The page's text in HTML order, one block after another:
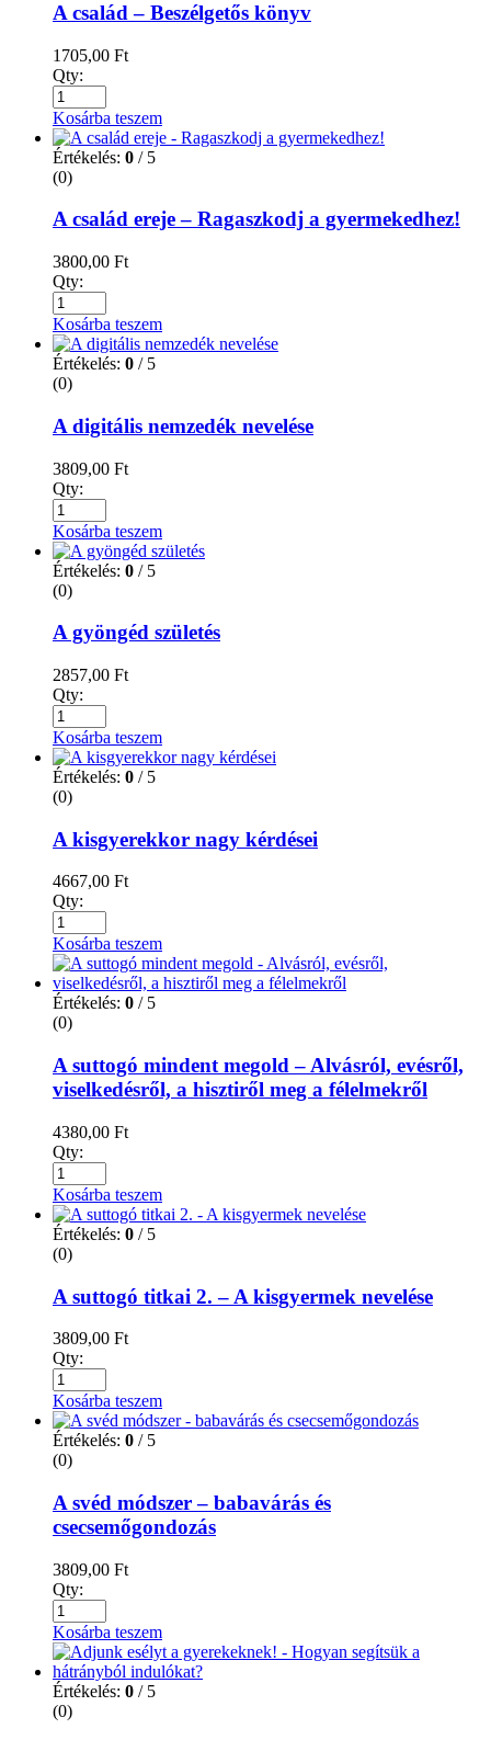
A család – Beszélgetős könyv
1705,00 Ft
Qty:
Kosárba teszem
Értékelés: 0 / 5
(0)
A család ereje – Ragaszkodj a gyermekedhez!
3800,00 Ft
Qty:
Kosárba teszem
Értékelés: 0 / 5
(0)
A digitális nemzedék nevelése
3809,00 Ft
Qty:
Kosárba teszem
Értékelés: 0 / 5
(0)
A gyöngéd születés
2857,00 Ft
Qty:
Kosárba teszem
Értékelés: 0 / 5
(0)
A kisgyerekkor nagy kérdései
4667,00 Ft
Qty:
Kosárba teszem
Értékelés: 0 / 5
(0)
A suttogó mindent megold – Alvásról, evésről,
viselkedésről, a hisztiről meg a félelmekről
4380,00 Ft
Qty:
Kosárba teszem
Értékelés: 0 / 5
(0)
A suttogó titkai 2. – A kisgyermek nevelése
3809,00 Ft
Qty:
Kosárba teszem
Értékelés: 0 / 5
(0)
A svéd módszer – babavárás és
csecsemőgondozás
3809,00 Ft
Qty:
Kosárba teszem
Értékelés: 0 / 5
(0)